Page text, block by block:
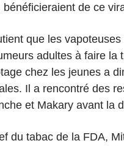
bénéficieraient de ce
que les
adultes à faire la
chez les jeunes a
Il a rencontré des
et Makary avant la
du tabac de la FDA,